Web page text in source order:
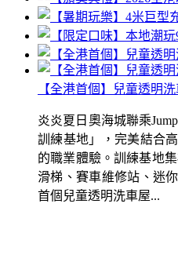
【全港首個】兒童透明
炎炎夏日奧海城聯乘
訓練基地」，完美結合
的職業體驗。訓練基地
滑梯、賽車維修站、迷
首個兒童透明洗車屋...